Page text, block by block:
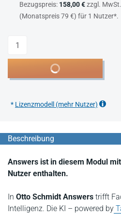
Bezugspreis: 158,00 €zzgl.
(Monatspreis 79 €) für 1 Nutzer*.
Anzahl
In den Warenkorb
* Lizenzmodell (mehr Nutzer)
Beschreibung
Answers ist in diesem Modul
Nutzer enthalten.
In Otto Schmidt Answers trifft
Intelligenz. Die KI – powered by